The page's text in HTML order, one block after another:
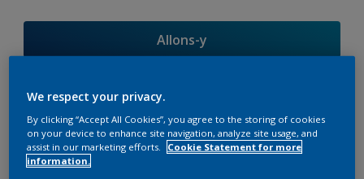
Allons-y
Suggestions
d'Harmonies
We respect your privacy.
By clicking “Accept All Cookies”, you agree to the storing of cookies
on your device to enhance site navigation, analyze site usage, and
assist in our marketing efforts.
Cookie Statement for more
information.